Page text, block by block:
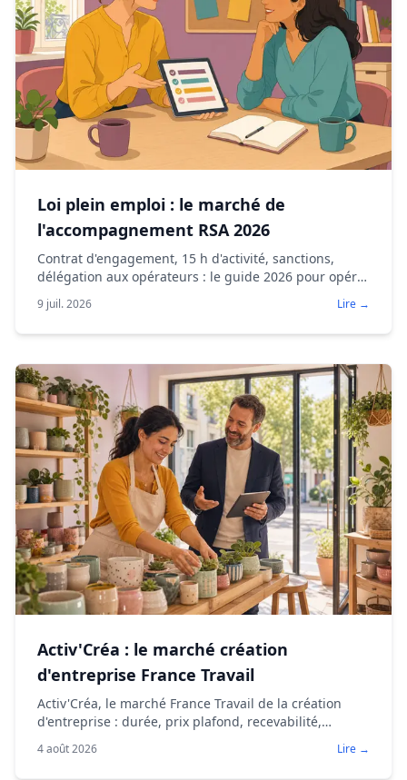
Loi plein emploi : le marché de
l'accompagnement RSA 2026
Contrat d'engagement, 15 h d'activité, sanctions,
délégation aux opérateurs : le guide 2026 pour opérer
9 juil. 2026 Lire →
Activ'Créa : le marché création
d'entreprise France Travail
Activ'Créa, le marché France Travail de la création
d'entreprise : durée, prix plafond, recevabilité,
4 août 2026 Lire →